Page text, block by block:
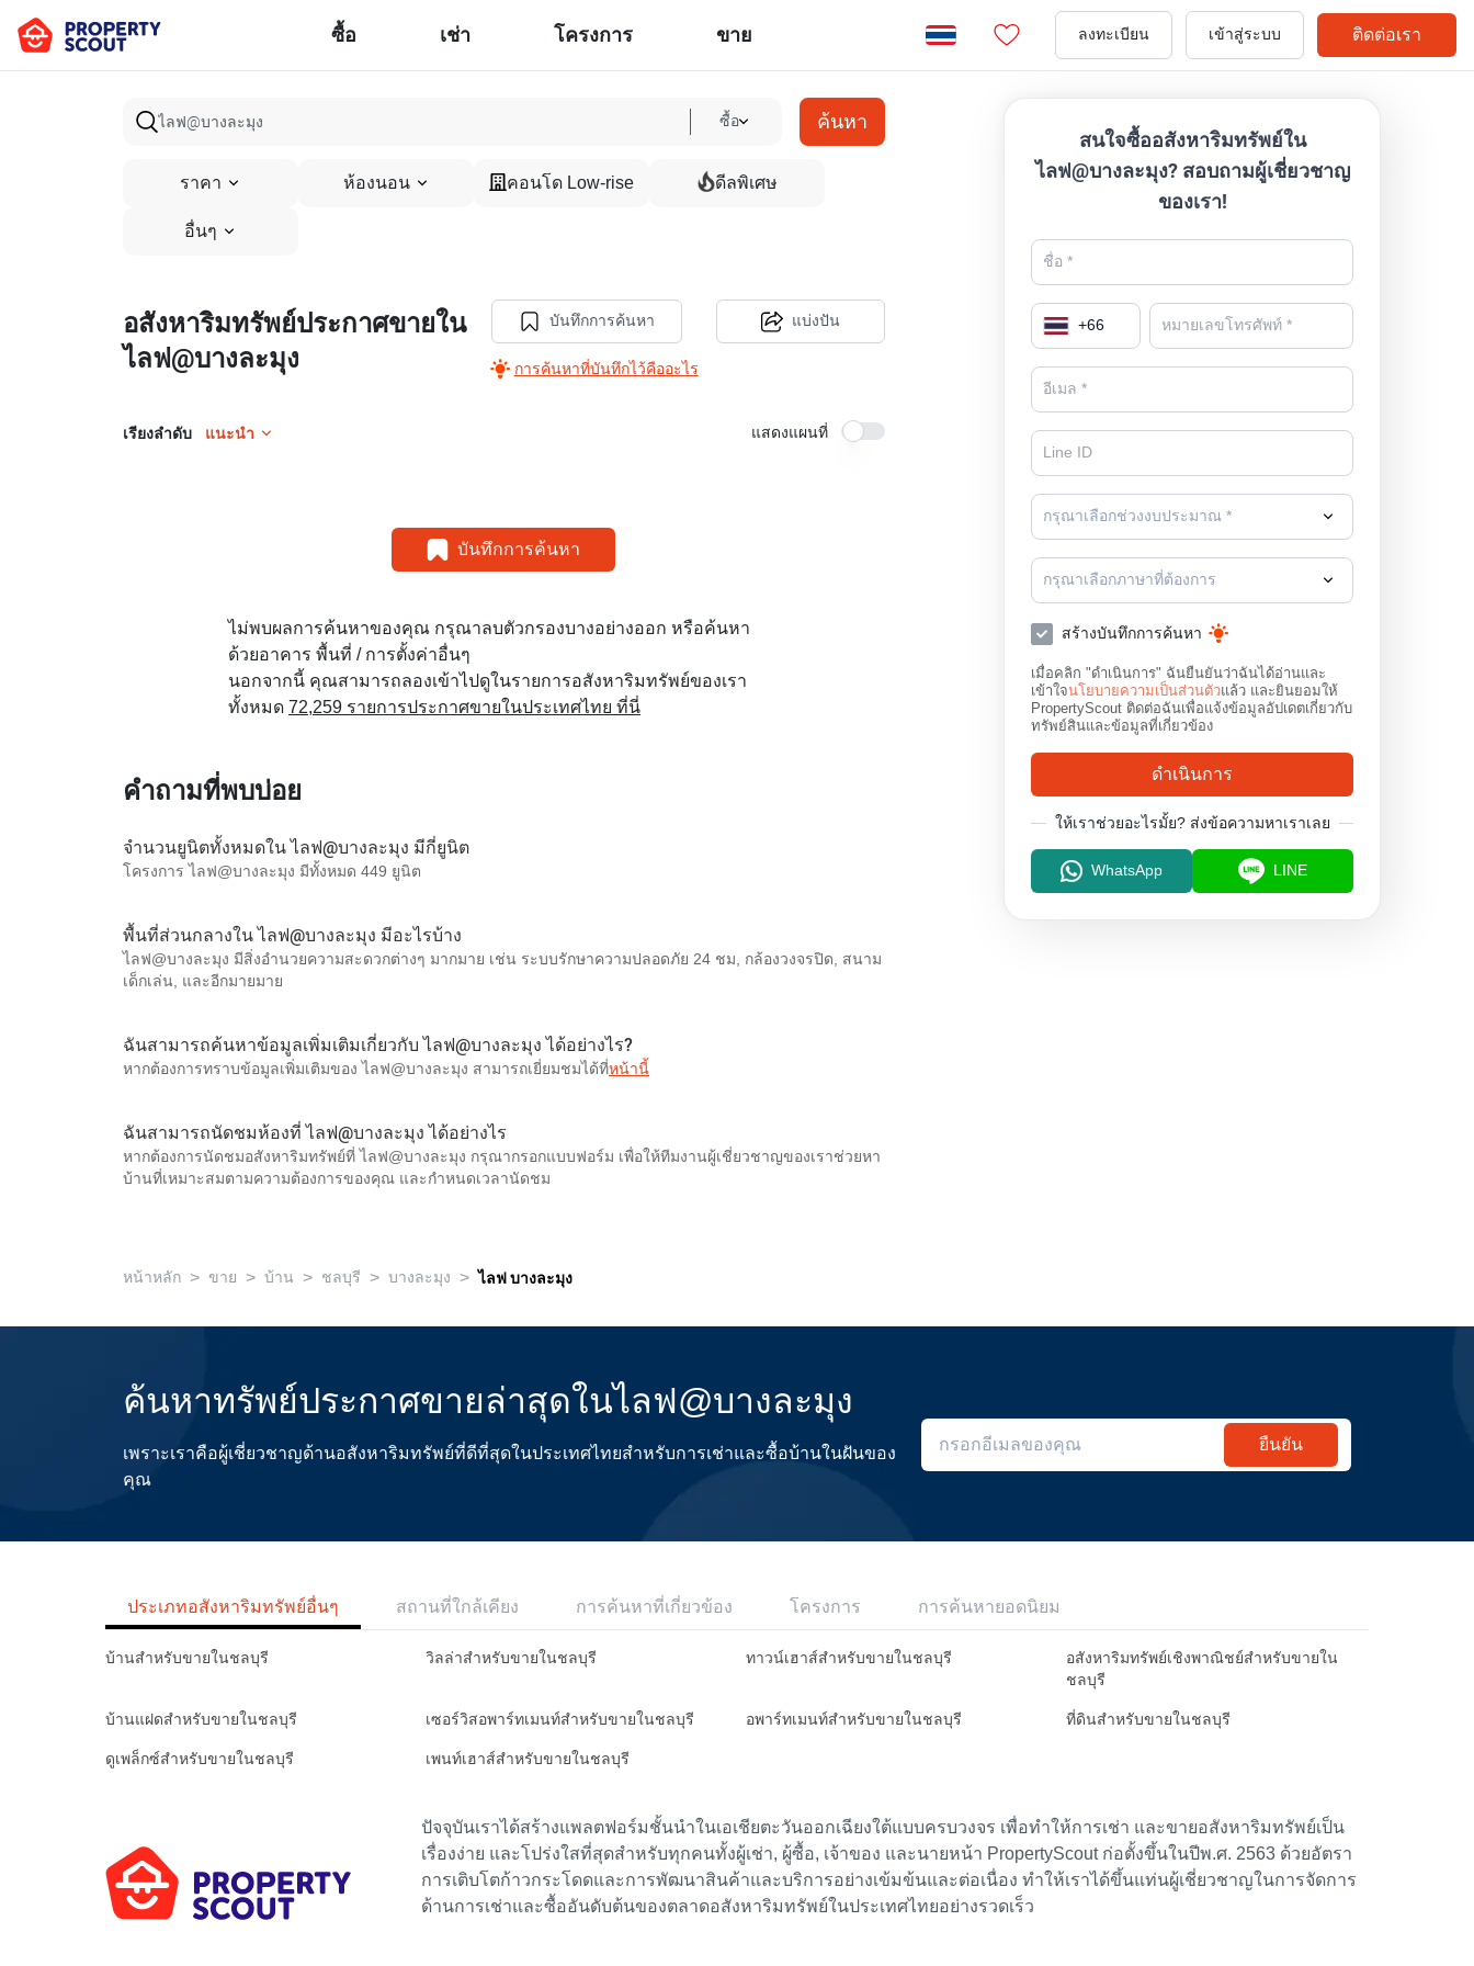
ซื้อ เช่า โครงการ ขาย ลงทะเบียน เข้าสู่ระบบ ติดต่อเรา
ซื้อ ค้นหา
ราคา ห้องนอน คอนโด Low-rise ดีลพิเศษ
อื่นๆ
อสังหาริมทรัพย์ประกาศขายใน
ไลฟ@บางละมุง
บันทึกการค้นหา
การค้นหาที่บันทึกไว้คืออะไร
แบ่งปัน
เรียงลำดับ แนะนำ แสดงแผนที่
บันทึกการค้นหา
ไม่พบผลการค้นหาของคุณ กรุณาลบตัวกรองบางอย่างออก หรือค้นหา
ด้วยอาคาร พื้นที่ / การตั้งค่าอื่นๆ
นอกจากนี้ คุณสามารถลองเข้าไปดูในรายการอสังหาริมทรัพย์ของเรา
ทั้งหมด 72,259 รายการประกาศขายในประเทศไทย ที่นี่
คำถามที่พบบ่อย
จำนวนยูนิตทั้งหมดใน ไลฟ@บางละมุง มีกี่ยูนิต
โครงการ ไลฟ@บางละมุง มีทั้งหมด 449 ยูนิต
พื้นที่ส่วนกลางใน ไลฟ@บางละมุง มีอะไรบ้าง
ไลฟ@บางละมุง มีสิ่งอำนวยความสะดวกต่างๆ มากมาย เช่น ระบบรักษาความปลอดภัย 24 ชม, กล้องวงจรปิด, สนาม
เด็กเล่น, และอีกมายมาย
ฉันสามารถค้นหาข้อมูลเพิ่มเติมเกี่ยวกับ ไลฟ@บางละมุง ได้อย่างไร?
หากต้องการทราบข้อมูลเพิ่มเติมของ ไลฟ@บางละมุง สามารถเยี่ยมชมได้ที่หน้านี้
ฉันสามารถนัดชมห้องที่ ไลฟ@บางละมุง ได้อย่างไร
หากต้องการนัดชมอสังหาริมทรัพย์ที่ ไลฟ@บางละมุง กรุณากรอกแบบฟอร์ม เพื่อให้ทีมงานผู้เชี่ยวชาญของเราช่วยหา
บ้านที่เหมาะสมตามความต้องการของคุณ และกำหนดเวลานัดชม
สนใจซื้ออสังหาริมทรัพย์ใน
ไลฟ@บางละมุง? สอบถามผู้เชี่ยวชาญ
ของเรา!
+66
กรุณาเลือกช่วงงบประมาณ *
กรุณาเลือกภาษาที่ต้องการ
สร้างบันทึกการค้นหา
เมื่อคลิก "ดำเนินการ" ฉันยืนยันว่าฉันได้อ่านและ
เข้าใจนโยบายความเป็นส่วนตัวแล้ว และยินยอมให้
PropertyScout ติดต่อฉันเพื่อแจ้งข้อมูลอัปเดตเกี่ยวกับ
ทรัพย์สินและข้อมูลที่เกี่ยวข้อง
ดำเนินการ
ให้เราช่วยอะไรมั้ย? ส่งข้อความหาเราเลย
WhatsApp LINE
หน้าหลัก > ขาย > บ้าน > ชลบุรี > บางละมุง > ไลฟ บางละมุง
ค้นหาทรัพย์ประกาศขายล่าสุดในไลฟ@บางละมุง
เพราะเราคือผู้เชี่ยวชาญด้านอสังหาริมทรัพย์ที่ดีที่สุดในประเทศไทยสำหรับการเช่าและซื้อบ้านในฝันของ
คุณ
ยืนยัน
ประเภทอสังหาริมทรัพย์อื่นๆ สถานที่ใกล้เคียง การค้นหาที่เกี่ยวข้อง โครงการ การค้นหายอดนิยม
บ้านสำหรับขายในชลบุรี วิลล่าสำหรับขายในชลบุรี ทาวน์เฮาส์สำหรับขายในชลบุรี
อสังหาริมทรัพย์เชิงพาณิชย์สำหรับขายใน
ชลบุรี
บ้านแฝดสำหรับขายในชลบุรี เซอร์วิสอพาร์ทเมนท์สำหรับขายในชลบุรี อพาร์ทเมนท์สำหรับขายในชลบุรี ที่ดินสำหรับขายในชลบุรี
ดูเพล็กซ์สำหรับขายในชลบุรี เพนท์เฮาส์สำหรับขายในชลบุรี
ปัจจุบันเราได้สร้างแพลตฟอร์มชั้นนำในเอเชียตะวันออกเฉียงใต้แบบครบวงจร เพื่อทำให้การเช่า และขายอสังหาริมทรัพย์เป็น
เรื่องง่าย และโปร่งใสที่สุดสำหรับทุกคนทั้งผู้เช่า, ผู้ซื้อ, เจ้าของ และนายหน้า PropertyScout ก่อตั้งขึ้นในปีพ.ศ. 2563 ด้วยอัตรา
การเติบโตก้าวกระโดดและการพัฒนาสินค้าและบริการอย่างเข้มข้นและต่อเนื่อง ทำให้เราได้ขึ้นแท่นผู้เชี่ยวชาญในการจัดการ
ด้านการเช่าและซื้ออันดับต้นของตลาดอสังหาริมทรัพย์ในประเทศไทยอย่างรวดเร็ว